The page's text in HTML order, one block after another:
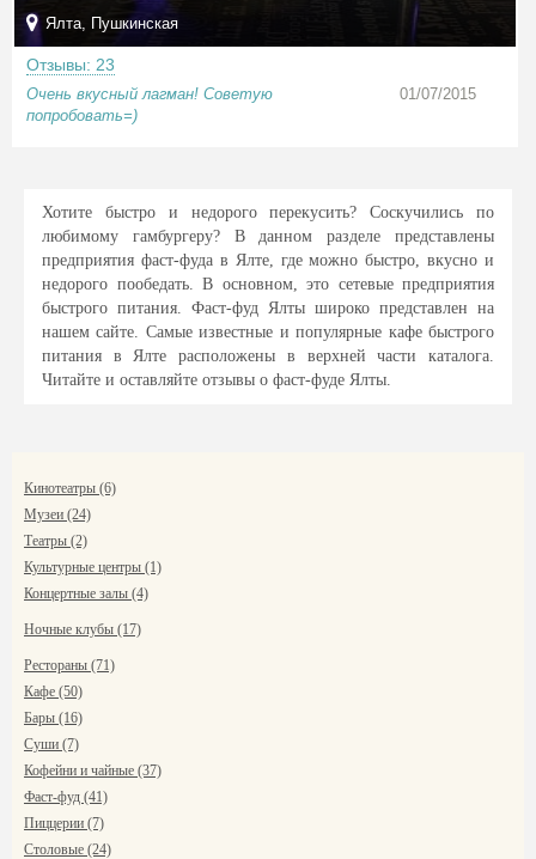
Ялта, Пушкинская
Отзывы: 23
Очень вкусный лагман! Советую
попробовать=)
01/07/2015
Хотите быстро и недорого перекусить? Соскучились по
любимому гамбургеру? В данном разделе представлены
предприятия фаст-фуда в Ялте, где можно быстро, вкусно и
недорого пообедать. В основном, это сетевые предприятия
быстрого питания. Фаст-фуд Ялты широко представлен на
нашем сайте. Самые известные и популярные кафе быстрого
питания в Ялте расположены в верхней части каталога.
Читайте и оставляйте отзывы о фаст-фуде Ялты.
Кинотеатры (6)
Музеи (24)
Театры (2)
Культурные центры (1)
Концертные залы (4)
Ночные клубы (17)
Рестораны (71)
Кафе (50)
Бары (16)
Суши (7)
Кофейни и чайные (37)
Фаст-фуд (41)
Пиццерии (7)
Столовые (24)